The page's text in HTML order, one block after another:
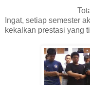
Ingat, setiap semester
kekalkan prestasi yang